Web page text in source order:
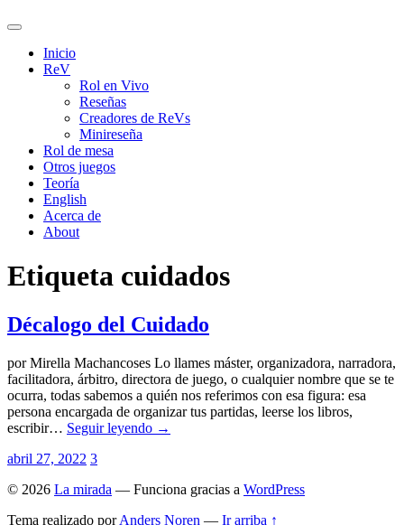
Alternar
campoInicio
ReV
Rol en Vivo
Reseñas
Creadores de ReVs
Minireseña
Rol de mesa
Otros juegos
Teoría
English
Acerca de
About
Etiqueta cuidados
Décalogo del Cuidado
por Mirella Machancoses Lo llames máster, organizadora, narradora,
facilitadora, árbitro, directora de juego, o cualquier nombre que se te
ocurra, todas sabemos a quién nos referimos con esa figura: esa
persona encargada de organizar tus partidas, leerse los libros,
escribir… Seguir leyendo →
abril 27, 2022 3
© 2026 La mirada — Funciona gracias a WordPress
Tema realizado porAnders Noren — Ir arriba ↑